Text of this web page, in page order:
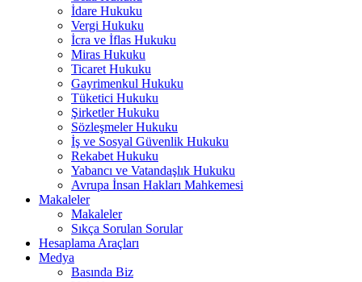
İdare Hukuku
Vergi Hukuku
İcra ve İflas Hukuku
Miras Hukuku
Ticaret Hukuku
Gayrimenkul Hukuku
Tüketici Hukuku
Şirketler Hukuku
Sözleşmeler Hukuku
İş ve Sosyal Güvenlik Hukuku
Rekabet Hukuku
Yabancı ve Vatandaşlık Hukuku
Avrupa İnsan Hakları Mahkemesi
Makaleler
Makaleler
Sıkça Sorulan Sorular
Hesaplama Araçları
Medya
Basında Biz